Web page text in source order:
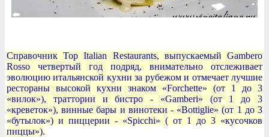
Справочник Top Italian Restaurants, выпускаемый Gambero
Rosso четвертый год подряд, внимательно отслеживает
эволюцию итальянской кухни за рубежом и отмечает лучшие
рестораны высокой кухни знаком «Forchette» (от 1 до 3
«вилок»), траттории и бистро - «Gamberi» (от 1 до 3
«креветок»), винные бары и винотеки - «Bottiglie» (от 1 до 3
«бутылок») и пиццерии - «Spicchi» ( от 1 до 3 «кусочков
пиццы»).